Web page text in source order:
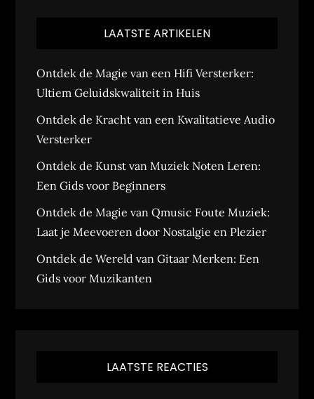
LAATSTE ARTIKELEN
Ontdek de Magie van een Hifi Versterker:
Ultiem Geluidskwaliteit in Huis
Ontdek de Kracht van een Kwalitatieve Audio
Versterker
Ontdek de Kunst van Muziek Noten Leren:
Een Gids voor Beginners
Ontdek de Magie van Qmusic Foute Muziek:
Laat je Meevoeren door Nostalgie en Plezier
Ontdek de Wereld van Gitaar Merken: Een
Gids voor Muzikanten
LAATSTE REACTIES